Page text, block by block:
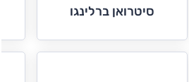
סיטרואן ברלינגו